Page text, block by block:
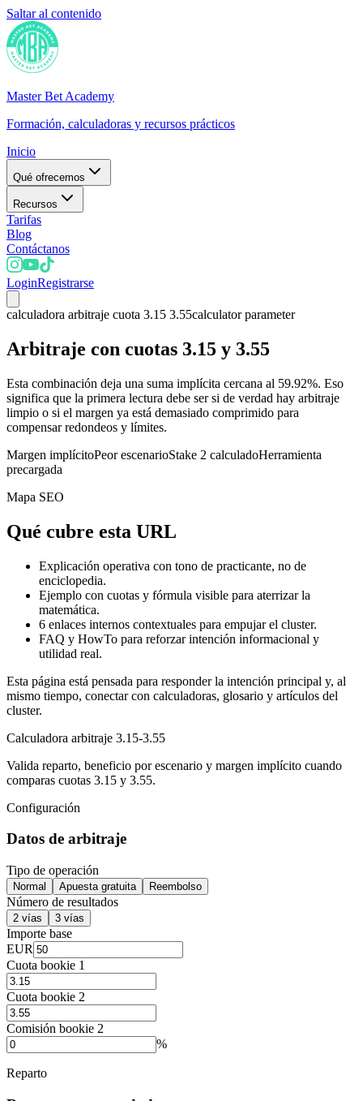
Saltar al contenido
Master Bet Academy
Formación, calculadoras y recursos prácticos
Inicio
Qué ofrecemos
Recursos
Tarifas
Blog
Contáctanos
LoginRegistrarse
calculadora arbitraje cuota 3.15 3.55calculator parameter
Arbitraje con cuotas 3.15 y 3.55
Esta combinación deja una suma implícita cercana al 59.92%. Eso
significa que la primera lectura debe ser si de verdad hay arbitraje
limpio o si el margen ya está demasiado comprimido para
compensar redondeos y límites.
Margen implícitoPeor escenarioStake 2 calculadoHerramienta
precargada
Mapa SEO
Qué cubre esta URL
Explicación operativa con tono de practicante, no de
enciclopedia.
Ejemplo con cuotas y fórmula visible para aterrizar la
matemática.
6 enlaces internos contextuales para empujar el cluster.
FAQ y HowTo para reforzar intención informacional y
utilidad real.
Esta página está pensada para responder la intención principal y, al
mismo tiempo, conectar con calculadoras, glosario y artículos del
cluster.
Calculadora arbitraje 3.15-3.55
Valida reparto, beneficio por escenario y margen implícito cuando
comparas cuotas 3.15 y 3.55.
Configuración
Datos de arbitraje
Tipo de operación
Normal Apuesta gratuita Reembolso
Número de resultados
2 vías 3 vías
Importe base
EUR
Cuota bookie 1
Cuota bookie 2
Comisión bookie 2
%
Reparto